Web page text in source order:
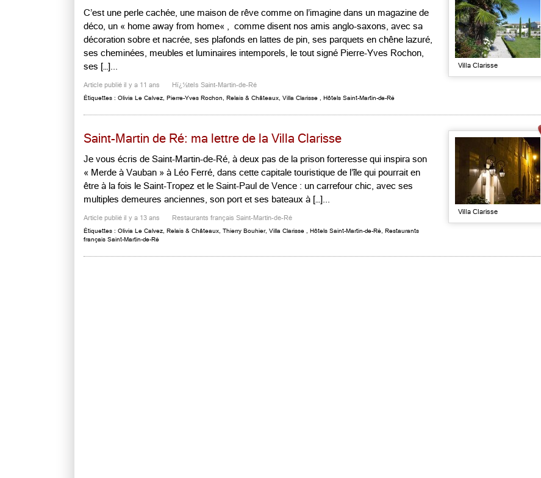
C’est une perle cachée, une maison de rêve comme on l’imagine dans un magazine de
déco, un « home away from home« , comme disent nos amis anglo-saxons, avec sa
décoration sobre et nacrée, ses plafonds en lattes de pin, ses parquets en chêne lazuré,
ses cheminées, meubles et luminaires intemporels, le tout signé Pierre-Yves Rochon,
ses […]...
Article publié il y a 11 ans Hï¿½tels Saint-Martin-de-Ré
Étiquettes : Olivia Le Calvez Pierre-Yves Rochon Relais & Châteaux Villa Clarisse Hôtels Saint-Martin-de-Ré
Villa Clarisse
Saint-Martin de Ré: ma lettre de la Villa Clarisse
Je vous écris de Saint-Martin-de-Ré, à deux pas de la prison forteresse qui inspira son
« Merde à Vauban » à Léo Ferré, dans cette capitale touristique de l’île qui pourrait en
être à la fois le Saint-Tropez et le Saint-Paul de Vence : un carrefour chic, avec ses
multiples demeures anciennes, son port et ses bateaux à […]...
Article publié il y a 13 ans Restaurants français Saint-Martin-de-Ré
Étiquettes : Olivia Le Calvez Relais & Châteaux Thierry Bouhier, Villa Clarisse Hôtels Saint-Martin-de-Ré Restaurants
français Saint-Martin-de-Ré
Villa Clarisse